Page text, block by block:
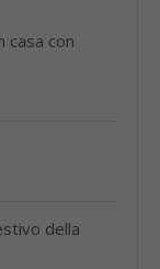
casa con
della